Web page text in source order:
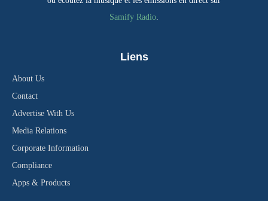
Samify Radio.
Liens
About Us
Contact
Advertise With Us
Media Relations
Corporate Information
Compliance
Apps & Products